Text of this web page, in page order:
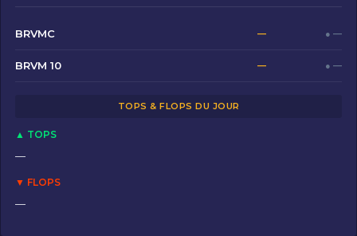
b
o
o
o
n
BRVMC — ● —
BRVM 10 — ● —
TOPS & FLOPS DU JOUR
▲ TOPS
—
▼ FLOPS
—